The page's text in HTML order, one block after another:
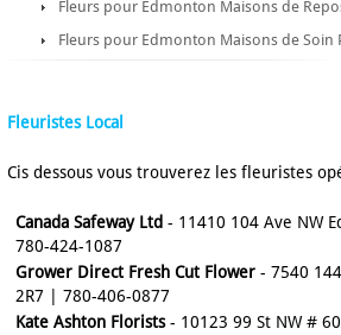
Fleurs pour Edmonton Maisons de
Fleurs pour Edmonton Maisons de Soin
Fleuristes Local
Cis dessous vous trouverez les fleuristes
Canada Safeway Ltd - 11410 104 Ave NW
780-424-1087
Grower Direct Fresh Cut Flower - 7540
2R7 | 780-406-0877
Kate Ashton Florists- 10123 99 St NW # 60